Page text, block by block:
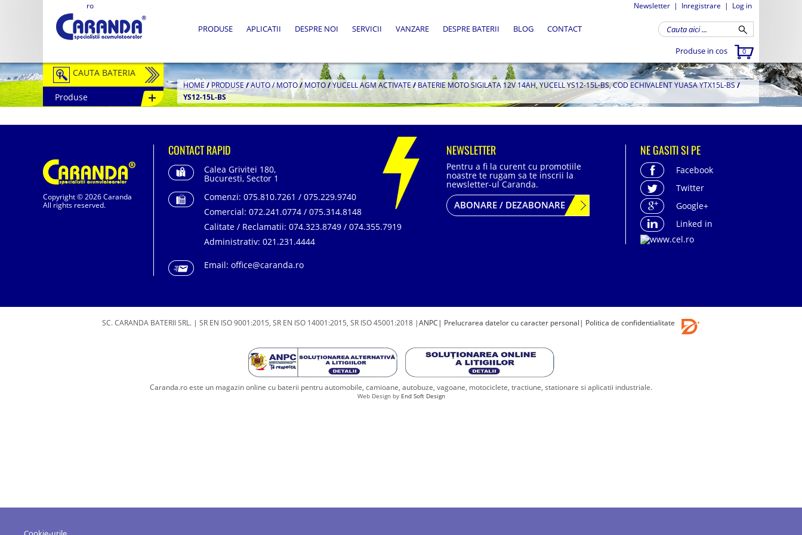
ro Newsletter | Inregistrare | Log in
Produse in cos 0
PRODUSE APLICATII DESPRE NOI SERVICII VANZARE DESPRE BATERII BLOG CONTACT
CAUTA BATERIA
Auto / Moto
Tractiune
Stationare
Redresoare
Produse
HOME/PRODUSE /AUTO / MOTO/MOTO/YUCELL AGM ACTIVATE/BATERIE MOTO SIGILATA 12V 14AH, YUCELL YS12-15L-BS, COD ECHIVALENT YUASA YTX15L-BS/
YS12-15L-BS
Copyright © 2026 Caranda
All rights reserved.
CONTACT RAPID
Calea Grivitei 180,
Bucuresti, Sector 1
Comenzi: 075.810.7261 / 075.229.9740
Comercial: 072.241.0774 / 075.314.8148
Calitate / Reclamatii: 074.323.8749 / 074.355.7919
Administrativ: 021.231.4444
Email: office@caranda.ro
NEWSLETTER
Pentru a fi la curent cu promotiile
noastre te rugam sa te inscrii la
newsletter-ul Caranda.
ABONARE / DEZABONARE
NE GASITI SI PE
Facebook
Twitter
Google+
Linked in
SC. CARANDA BATERII SRL. | SR EN ISO 9001:2015, SR EN ISO 14001:2015, SR ISO 45001:2018 |ANPC | Prelucrarea datelor cu caracter personal | Politica de confidentialitate
Caranda.ro este un magazin online cu baterii pentru automobile, camioane, autobuze, vagoane, motociclete, tractiune, stationare si aplicatii industriale.
Web Design by End Soft Design